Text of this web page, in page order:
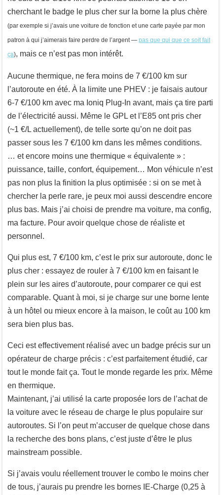
cherchant le badge le plus cher sur la borne la plus chère
(par exemple si j’avais une voiture de fonction et une carte payée par mon
patron à qui j’aimerais faire perdre de l’argent — pas que qui que ce soit fait
ça), mais ce n’est pas mon intérêt.
Aucune thermique, ne fera moins de 7 €/100 km sur
l’autoroute en été. À la limite une PHEV : je faisais autour
6-7 €/100 km avec ma Ioniq Plug-In avant, mais ça tire parti
de l’électricité aussi. Même le GPL et l’E85 ont pris cher
(~1 €/L actuellement), de telle sorte qu’on ne doit pas
passer sous les 7 €/100 km dans les mêmes conditions.
… et encore moins une thermique « équivalente » :
puissance, taille, confort, équipement… Mon véhicule n’est
pas non plus la finition la plus optimisée : si on se met à
chercher la perle rare, je peux moi aussi descendre encore
plus bas. Mais j’ai choisi de prendre ma voiture, ma config,
ma facture. Pour avoir quelque chose de réaliste et
personnel.
Qui plus est, 7 €/100 km, c’est le prix sur autoroute, donc le
plus cher : essayez de rouler à 7 €/100 km en faisant le
plein sur les aires d’autoroute, pour comparer ce qui est
comparable. Quant à moi, si je charge sur une borne lente
à un hôtel ou mieux encore à la maison, le coût au 100 km
sera bien plus bas.
Ceci est effectivement réalisé avec un badge précis sur un
opérateur de charge précis : c’est parfaitement étudié, car
tout le monde fait ça. Tout le monde regarde les prix. Même
en thermique.
Maintenant, j’ai utilisé la carte proposée lors de l’achat de
la voiture avec le réseau de charge le plus populaire sur
autoroutes. Si l’on peut m’accuser de quelque chose dans
la recherche des bons plans, c’est juste d’être le plus
mainstream possible.
Si j’avais voulu réellement trouver le combo le moins cher
de tous, j’aurais pu prendre les bornes IE-Charge (0,25 à